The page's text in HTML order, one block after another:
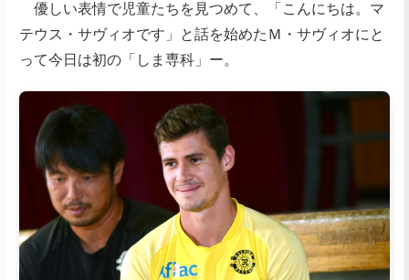
優しい表情で児童たちを見つめて、「こんにちは。マ
テウス・サヴィオです」と話を始めたＭ・サヴィオにと
って今日は初の「しま専科」ー。